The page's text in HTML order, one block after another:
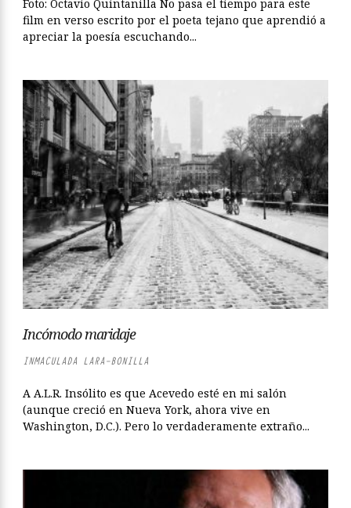
Foto: Octavio Quintanilla No pasa el tiempo para este
film en verso escrito por el poeta tejano que aprendió a
apreciar la poesía escuchando...
Incómodo maridaje
INMACULADA LARA-BONILLA
A A.L.R. Insólito es que Acevedo esté en mi salón
(aunque creció en Nueva York, ahora vive en
Washington, D.C.). Pero lo verdaderamente extraño...